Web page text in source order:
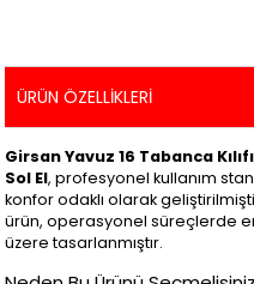
ÜRÜN ÖZELLIKLERI
Girsan Yavuz 16 Tabanca
Sol El, profesyonel kullanım
konfor odaklı olarak
ürün, operasyonel süreçlerde
üzere tasarlanmıştır.